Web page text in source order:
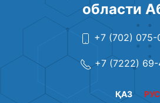
области
+7 (702) 075-
+7 (7222) 69-
РУС
ҚАЗ